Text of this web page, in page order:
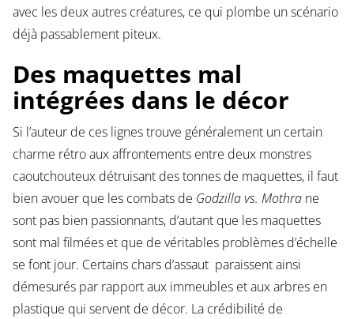
avec les deux autres créatures, ce qui plombe un scénario
déjà passablement piteux.
Des maquettes mal
intégrées dans le décor
Si l’auteur de ces lignes trouve généralement un certain
charme rétro aux affrontements entre deux monstres
caoutchouteux détruisant des tonnes de maquettes, il faut
bien avouer que les combats de Godzilla vs. Mothrane
sont pas bien passionnants, d’autant que les maquettes
sont mal filmées et que de véritables problèmes d’échelle
se font jour. Certains chars d’assaut paraissent ainsi
démesurés par rapport aux immeubles et aux arbres en
plastique qui servent de décor. La crédibilité de